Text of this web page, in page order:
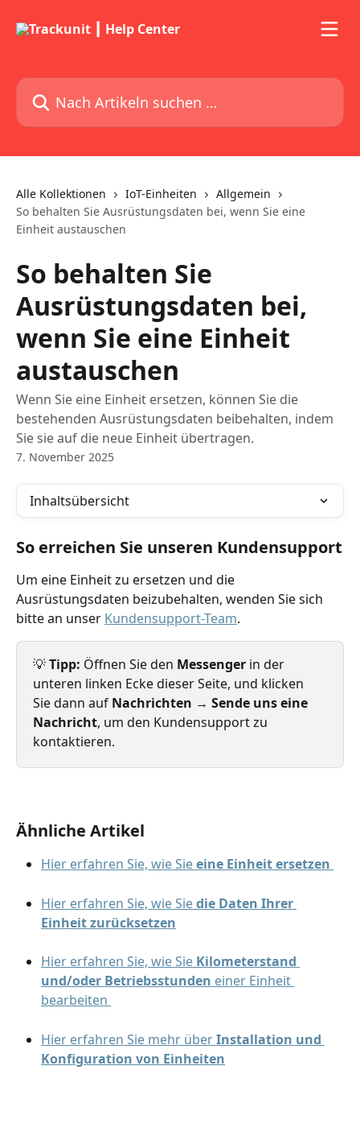
Nach Artikeln suchen …
Alle Kollektionen IoT-Einheiten
Allgemein
So behalten Sie Ausrüstungsdaten bei, wenn Sie eine
Einheit austauschen
So behalten Sie
Ausrüstungsdaten bei,
wenn Sie eine Einheit
austauschen
Wenn Sie eine Einheit ersetzen, können Sie die
bestehenden Ausrüstungsdaten beibehalten, indem
Sie sie auf die neue Einheit übertragen.
7. November 2025
Inhaltsübersicht
So erreichen Sie unseren Kundensupport
Um eine Einheit zu ersetzen und die
Ausrüstungsdaten beizubehalten, wenden Sie sich
bitte an unser Kundensupport-Team.
💡 Tipp: Öffnen Sie den Messenger in der
unteren linken Ecke dieser Seite, und klicken
Sie dann auf Nachrichten → Sende uns eine
Nachricht, um den Kundensupport zu
kontaktieren.
Ähnliche Artikel
Hier erfahren Sie, wie Sie eine Einheit ersetzen
Hier erfahren Sie, wie Sie die Daten Ihrer
Einheit zurücksetzen
Hier erfahren Sie, wie Sie Kilometerstand
und/oder Betriebsstunden einer Einheit
bearbeiten
Hier erfahren Sie mehr über Installation und
Konfiguration von Einheiten